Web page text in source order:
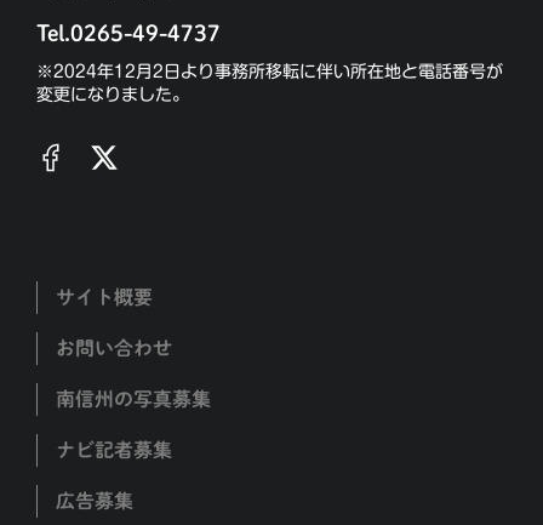
Tel.0265-49-4737
※2024年12月2日より事務所移転に伴い所在地と電話番号が
変更になりました。
サイト概要
お問い合わせ
南信州の写真募集
ナビ記者募集
広告募集